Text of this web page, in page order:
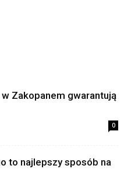
Zakopanem gwarantują
0
to najlepszy sposób na